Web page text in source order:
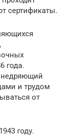
сертификаты.
года.
и трудом
от
году.